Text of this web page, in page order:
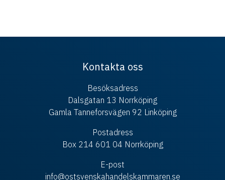
Kontakta oss
Besöksadress
Dalsgatan 13 Norrköping
Gamla Tanneforsvägen 92 Linköping
Postadress
Box 214 601 04 Norrköping
E-post
info@ostsvenskahandelskammaren.se